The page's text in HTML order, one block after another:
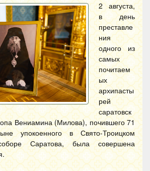
2 августа,
в день
преставле
ния
одного из
самых
почитаем
ых
архипасты
рей
саратовск
Вениамина (Милова), почившего 71
упокоенного в Свято-Троицком
Саратова, была совершена